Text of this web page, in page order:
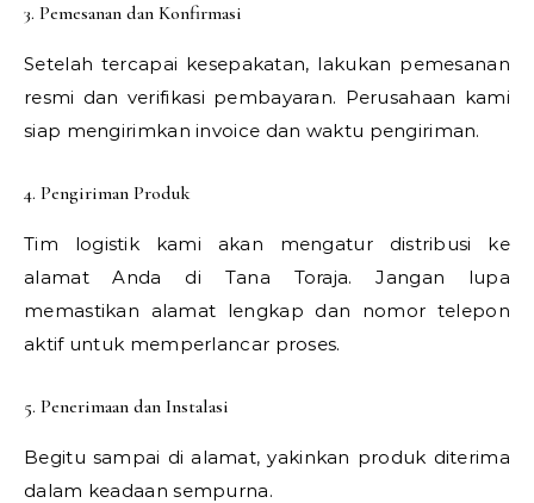
3. Pemesanan dan Konfirmasi
Setelah tercapai kesepakatan, lakukan pemesanan
resmi dan verifikasi pembayaran. Perusahaan kami
siap mengirimkan invoice dan waktu pengiriman.
4. Pengiriman Produk
Tim logistik kami akan mengatur distribusi ke
alamat Anda di Tana Toraja. Jangan lupa
memastikan alamat lengkap dan nomor telepon
aktif untuk memperlancar proses.
5. Penerimaan dan Instalasi
Begitu sampai di alamat, yakinkan produk diterima
dalam keadaan sempurna.